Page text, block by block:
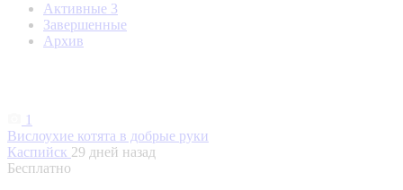
Активные 3
Завершенные
Архив
1
Вислоухие котята в добрые руки
Каспийск 29 дней назад
Бесплатно